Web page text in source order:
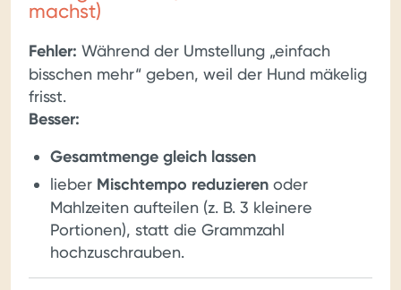
machst)
Fehler: Während der Umstellung „einfach
bisschen mehr“ geben, weil der Hund mäkelig
frisst.
Besser:
Gesamtmenge gleich lassen
lieber Mischtempo reduzieren oder
Mahlzeiten aufteilen (z. B. 3 kleinere
Portionen), statt die Grammzahl
hochzuschrauben.